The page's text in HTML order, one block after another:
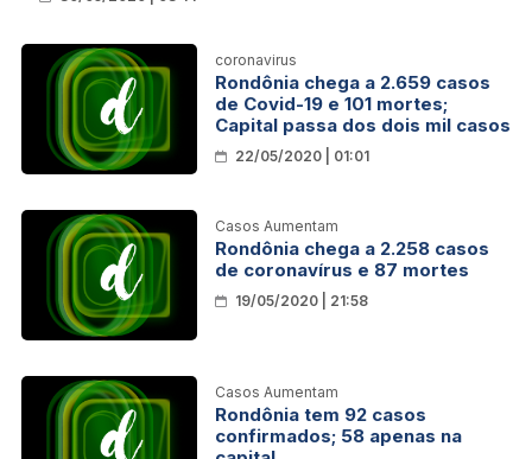
coronavirus
Rondônia chega a 2.659 casos
de Covid-19 e 101 mortes;
Capital passa dos dois mil casos
22/05/2020 | 01:01
Casos Aumentam
Rondônia chega a 2.258 casos
de coronavírus e 87 mortes
19/05/2020 | 21:58
Casos Aumentam
Rondônia tem 92 casos
confirmados; 58 apenas na